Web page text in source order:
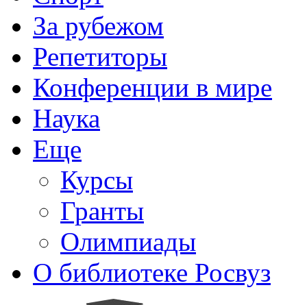
За рубежом
Репетиторы
Конференции в мире
Наука
Еще
Курсы
Гранты
Олимпиады
О библиотеке Росвуз